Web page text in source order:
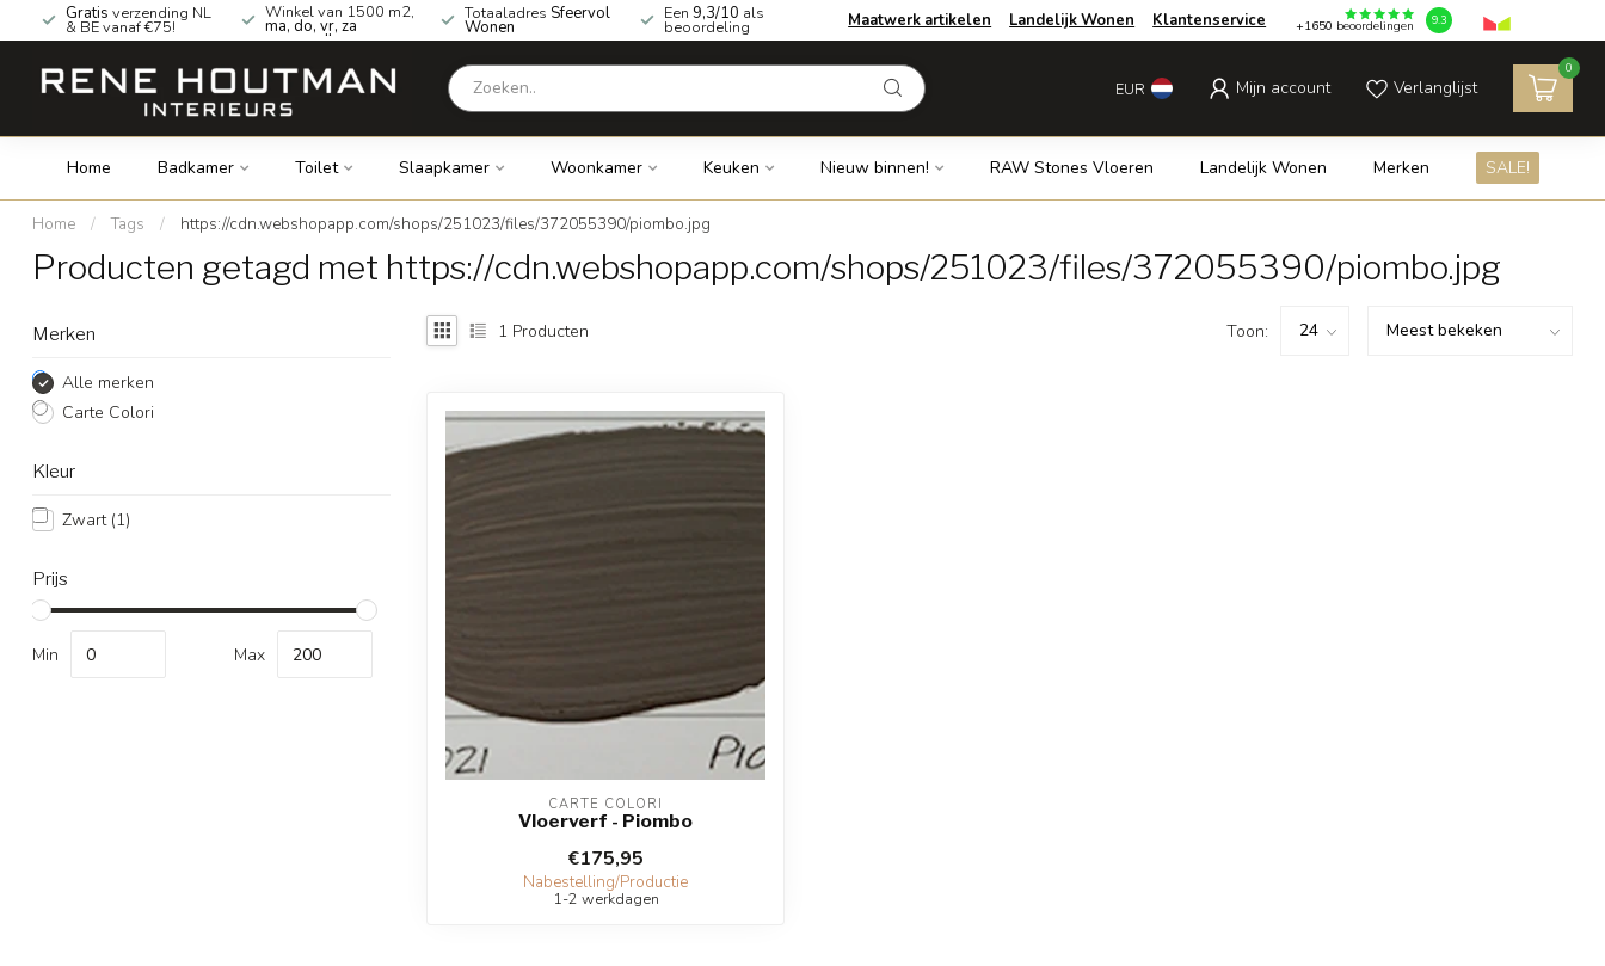
Gratis verzending NL
& BE vanaf €75!
Winkel van 1500 m2,
ma, do, vr, za
geopend!
Totaaladres Sfeervol
Wonen
Een 9,3/10 als
beoordeling Maatwerk artikelen Landelijk Wonen Klantenservice +1650 beoordelingen 9.3
EUR Mijn account Verlanglijst
0
Home Badkamer Toilet Slaapkamer Woonkamer Keuken Nieuw binnen! RAW Stones Vloeren Landelijk Wonen Merken SALE!
Home / Tags / https://cdn.webshopapp.com/shops/251023/files/372055390/piombo.jpg
Producten getagd met https://cdn.webshopapp.com/shops/251023/files/372055390/piombo.jpg
Merken
Alle merken
Carte Colori
Kleur
Zwart (1)
Prijs
Min Max
1 Producten Toon:
CARTE COLORI
Vloerverf - Piombo
€175,95
Nabestelling/Productie
1-2 werkdagen